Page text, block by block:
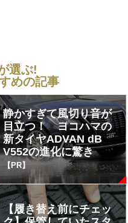
選ぶ!
めの記事
静かすぎて風切り音が
目立つ！ ヨコハマの
新タイヤADVAN dB
V552の進化に驚き
【PR】
【履き替え前にチェッ